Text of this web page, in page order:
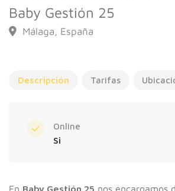
Baby Gestión 25
Málaga, España
Descripción Tarifas
Online
Si
En Baby Gestión 25 nos encargamos